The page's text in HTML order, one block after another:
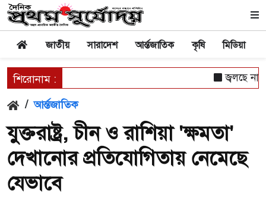
জাতীয় সারাদেশ আর্ন্তজাতিক কৃষি মিডিয়া
শিরোনাম : জ্বলছে না
/ আর্ন্তজাতিক
যুক্তরাষ্ট্র, চীন ও রাশিয়া 'ক্ষমতা'
দেখানোর প্রতিযোগিতায় নেমেছে
যেভাবে